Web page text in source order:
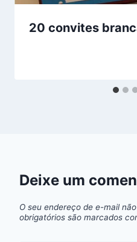
20 convites
Deixe um
O seu endereço de e-mail
obrigatórios são marcados